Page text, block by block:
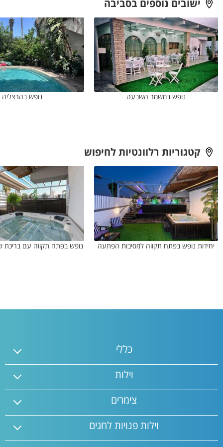
ישובים נוספים בסביבה
נופש במשמר השבעה נופש בהרצליה
קטגוריות רלוונטיות לחיפוש
יחידות נופש בפתח תקווה למסיבות הפתעה נופש בפתח תקווה עם בריכת
כללי
וילות
צימרים
וילות פנויות לחגים